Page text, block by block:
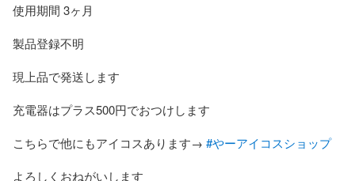
使用期間 3ヶ月
製品登録不明
現上品で発送します
充電器はプラス500円でおつけします
こちらで他にもアイコスあります→ #やーアイコスショップ
よろしくおねがいします